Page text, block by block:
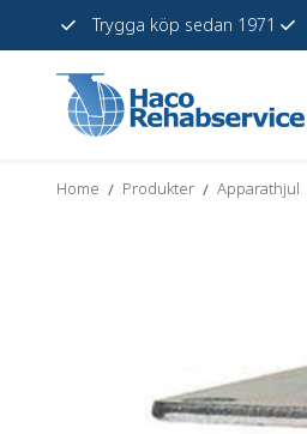
Trygga köp sedan 1971
Hoppa
Home / Produkter / Apparathjul